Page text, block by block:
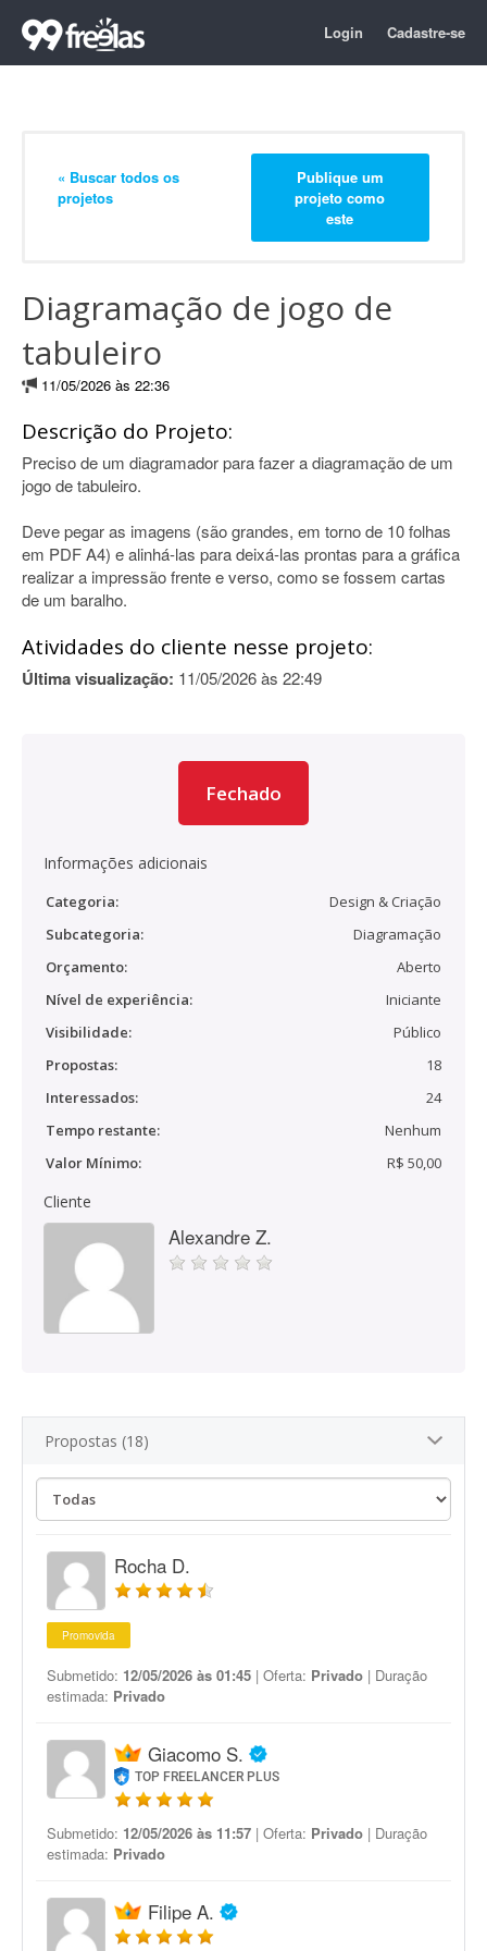
Login Cadastre-se
« Buscar todos os
projetos
Publique um
projeto como
este
Diagramação de jogo de
tabuleiro
11/05/2026 às 22:36
Descrição do Projeto:
Preciso de um diagramador para fazer a diagramação de um
jogo de tabuleiro.
Deve pegar as imagens (são grandes, em torno de 10 folhas
em PDF A4) e alinhá-las para deixá-las prontas para a gráfica
realizar a impressão frente e verso, como se fossem cartas
de um baralho.
Atividades do cliente nesse projeto:
Última visualização: 11/05/2026 às 22:49
Fechado
Informações adicionais
Categoria:
Design & Criação
Subcategoria:
Diagramação
Orçamento:
Aberto
Nível de experiência:
Iniciante
Visibilidade:
Público
Propostas:
18
Interessados:
24
Tempo restante:
Nenhum
Valor Mínimo:
R$ 50,00
Cliente
Alexandre Z.
Propostas (18)
Rocha D.
Promovida
Submetido: 12/05/2026 às 01:45 | Oferta: Privado | Duração
estimada: Privado
Giacomo S.
TOP FREELANCER PLUS
Submetido: 12/05/2026 às 11:57 | Oferta: Privado | Duração
estimada: Privado
Filipe A.